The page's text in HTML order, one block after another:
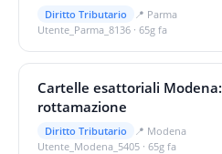
Diritto Tributario 📍 Parma
Utente_Parma_8136 · 65g fa
Cartelle esattoriali Modena:
rottamazione
Diritto Tributario 📍 Modena
Utente_Modena_5405 · 65g fa